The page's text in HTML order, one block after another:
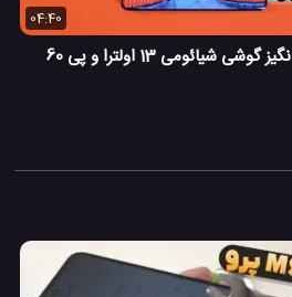
04:40
نبرد هیجان انگیز گوشی شیائومی 13 اولترا و پی 60